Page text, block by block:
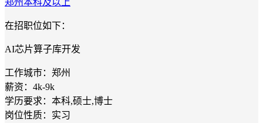
在招职位如下：
AI芯片算子库开发
工作城市：郑州
薪资：4k-9k
学历要求：本科,硕士,博士
岗位性质：实习